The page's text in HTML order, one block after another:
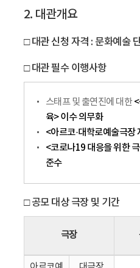
2. 대관개요
□ 대관 신청 자격 : 문화예술
□ 대관 필수 이행사항
스태프 및 출연진에 대한
육> 이수 의무화
<아르코·대학로예술극장
<코로나19 대응을 위한
준수
□ 공모 대상 극장 및 기간
극장